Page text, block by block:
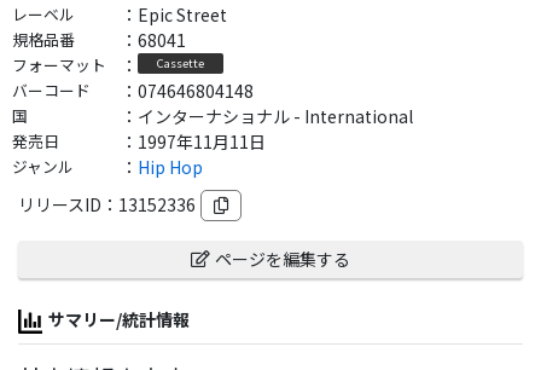
レーベル ： Epic Street
規格品番 ： 68041
フォーマット ： Cassette
バーコード ： 074646804148
国 ： インターナショナル - International
発売日 ： 1997年11月11日
ジャンル ： Hip Hop
リリースID： 13152336
ページを編集する
サマリー/統計情報